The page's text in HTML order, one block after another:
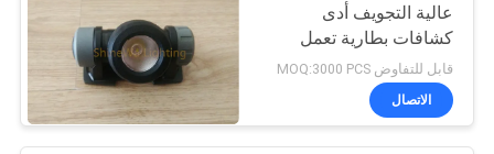
فيديوهات
حولنا
عالية التجويف أدى
كشافات بطارية تعمل
بالطاقة مصباح أمامي
قابل للتفاوض MOQ:3000 PCS
الاتصال